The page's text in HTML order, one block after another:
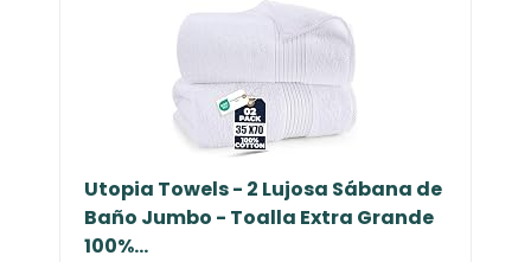
Utopia Towels - 2 Lujosa Sábana de
Baño Jumbo - Toalla Extra Grande
100%...